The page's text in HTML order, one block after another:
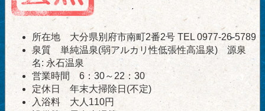
所在地 大分県別府市南町2番2号 TEL 0977-26-5789
泉質 単純温泉(弱アルカリ性低張性高温泉) 源泉
名: 永石温泉
営業時間 6：30～22：30
定休日 年末大掃除日(不定)
入浴料 大人110円